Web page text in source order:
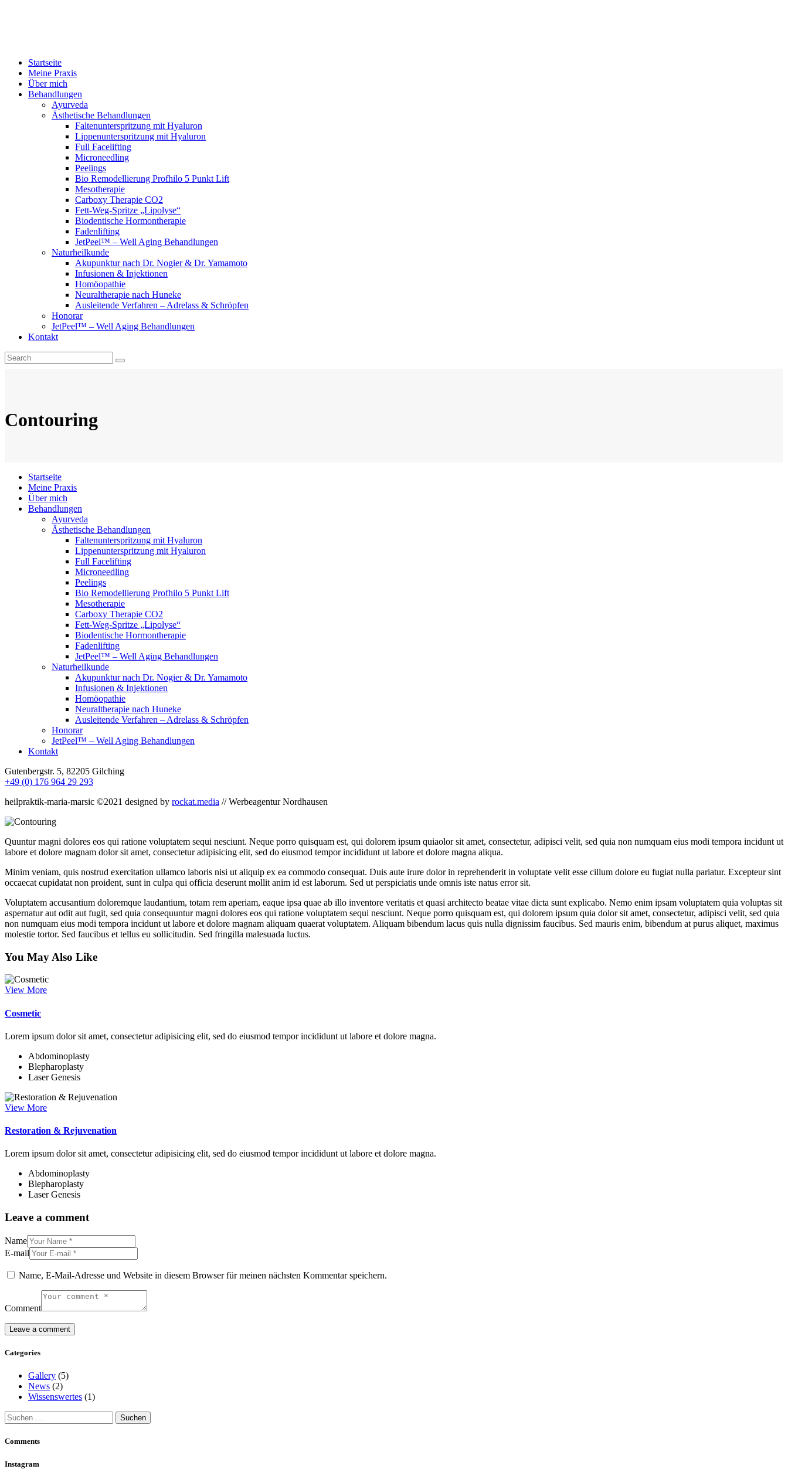
Startseite
Meine Praxis
Über mich
Behandlungen
Ayurveda
Ästhetische Behandlungen
Faltenunterspritzung mit Hyaluron
Lippenunterspritzung mit Hyaluron
Full Facelifting
Microneedling
Peelings
Bio Remodellierung Profhilo 5 Punkt Lift
Mesotherapie
Carboxy Therapie CO2
Fett-Weg-Spritze „Lipolyse“
Biodentische Hormontherapie
Fadenlifting
JetPeel™ – Well Aging Behandlungen
Naturheilkunde
Akupunktur nach Dr. Nogier & Dr. Yamamoto
Infusionen & Injektionen
Homöopathie
Neuraltherapie nach Huneke
Ausleitende Verfahren – Adrelass & Schröpfen
Honorar
JetPeel™ – Well Aging Behandlungen
Kontakt
Contouring
Startseite
Meine Praxis
Über mich
Behandlungen
Ayurveda
Ästhetische Behandlungen
Faltenunterspritzung mit Hyaluron
Lippenunterspritzung mit Hyaluron
Full Facelifting
Microneedling
Peelings
Bio Remodellierung Profhilo 5 Punkt Lift
Mesotherapie
Carboxy Therapie CO2
Fett-Weg-Spritze „Lipolyse“
Biodentische Hormontherapie
Fadenlifting
JetPeel™ – Well Aging Behandlungen
Naturheilkunde
Akupunktur nach Dr. Nogier & Dr. Yamamoto
Infusionen & Injektionen
Homöopathie
Neuraltherapie nach Huneke
Ausleitende Verfahren – Adrelass & Schröpfen
Honorar
JetPeel™ – Well Aging Behandlungen
Kontakt
Gutenbergstr. 5, 82205 Gilching
+49 (0) 176 964 29 293
heilpraktik-maria-marsic ©2021 designed by rockat.media // Werbeagentur Nordhausen
Quuntur magni dolores eos qui ratione voluptatem sequi nesciunt. Neque porro quisquam est, qui dolorem ipsum quiaolor sit amet, consectetur, adipisci velit, sed quia non numquam eius modi tempora incidunt ut
labore et dolore magnam dolor sit amet, consectetur adipisicing elit, sed do eiusmod tempor incididunt ut labore et dolore magna aliqua.
Minim veniam, quis nostrud exercitation ullamco laboris nisi ut aliquip ex ea commodo consequat. Duis aute irure dolor in reprehenderit in voluptate velit esse cillum dolore eu fugiat nulla pariatur. Excepteur sint
occaecat cupidatat non proident, sunt in culpa qui officia deserunt mollit anim id est laborum. Sed ut perspiciatis unde omnis iste natus error sit.
Voluptatem accusantium doloremque laudantium, totam rem aperiam, eaque ipsa quae ab illo inventore veritatis et quasi architecto beatae vitae dicta sunt explicabo. Nemo enim ipsam voluptatem quia voluptas sit
aspernatur aut odit aut fugit, sed quia consequuntur magni dolores eos qui ratione voluptatem sequi nesciunt. Neque porro quisquam est, qui dolorem ipsum quia dolor sit amet, consectetur, adipisci velit, sed quia
non numquam eius modi tempora incidunt ut labore et dolore magnam aliquam quaerat voluptatem. Aliquam bibendum lacus quis nulla dignissim faucibus. Sed mauris enim, bibendum at purus aliquet, maximus
molestie tortor. Sed faucibus et tellus eu sollicitudin. Sed fringilla malesuada luctus.
You May Also Like
View More
Cosmetic
Lorem ipsum dolor sit amet, consectetur adipisicing elit, sed do eiusmod tempor incididunt ut labore et dolore magna.
Abdominoplasty
Blepharoplasty
Laser Genesis
View More
Restoration & Rejuvenation
Lorem ipsum dolor sit amet, consectetur adipisicing elit, sed do eiusmod tempor incididunt ut labore et dolore magna.
Abdominoplasty
Blepharoplasty
Laser Genesis
Leave a comment
Name
E-mail
Name, E-Mail-Adresse und Website in diesem Browser für meinen nächsten Kommentar speichern.
Comment
Categories
Gallery (5)
News (2)
Wissenswertes (1)
Suchen
nach:
Comments
Instagram